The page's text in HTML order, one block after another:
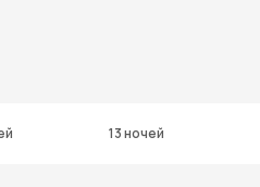
13 ночей